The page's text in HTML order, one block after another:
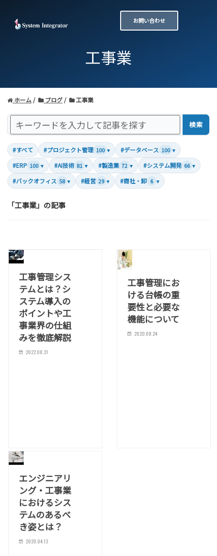
お問い合わせ
工事業
ホーム ブログ 工事業
検索
#すべて #プロジェクト管理 100 ▾ #データベース 100 ▾
#ERP 100 ▾ #AI技術 81 ▾ #製造業 72 ▾ #システム開発 66 ▾
#バックオフィス 58 ▾ #経営 29 ▾ #商社・卸 6 ▾
「工事業」の記事
工事管理シス
テムとは？シ
ステム導入の
ポイントや工
事業界の仕組
みを徹底解説
2022.08.31
工事管理にお
ける台帳の重
要性と必要な
機能について
2020.08.24
エンジニアリ
ング・工事業
におけるシス
テムのあるべ
き姿とは？
2020.04.13